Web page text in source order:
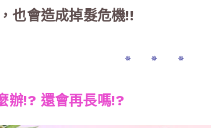
也會造成掉髮危機!!
✵ ✵ ✵
辦!? 還會再長嗎!?